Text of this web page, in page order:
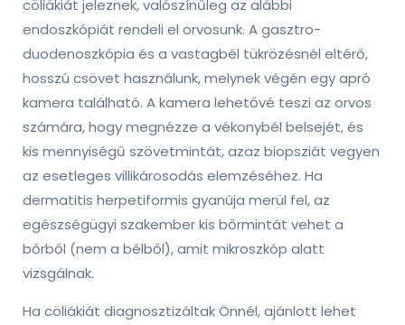
cöliákiát jeleznek, valószínűleg az alábbi
endoszkópiát rendeli el orvosunk. A gasztro-
duodenoszkópia és a vastagbél tükrözésnél eltérő,
hosszú csövet használunk, melynek végén egy apró
kamera található. A kamera lehetővé teszi az orvos
számára, hogy megnézze a vékonybél belsejét, és
kis mennyiségű szövetmintát, azaz biopsziát vegyen
az esetleges villikárosodás elemzéséhez. Ha
dermatitis herpetiformis gyanúja merül fel, az
egészségügyi szakember kis bőrmintát vehet a
bőrből (nem a bélből), amit mikroszkóp alatt
vizsgálnak.
Ha cöliákiát diagnosztizáltak Önnél, ajánlott lehet